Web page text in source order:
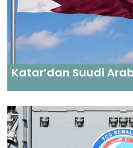
Katar’dan Suudi